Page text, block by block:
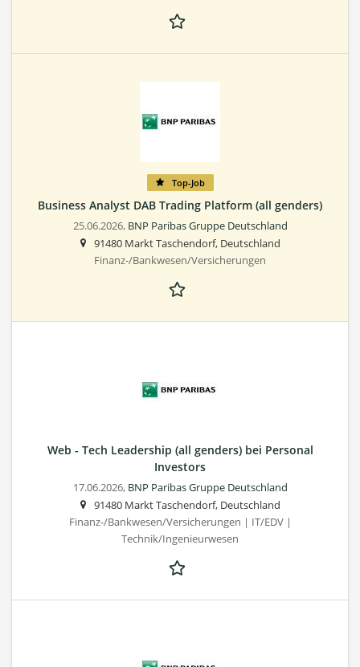
Top-Job
Business Analyst DAB Trading Platform (all genders)
25.06.2026, BNP Paribas Gruppe Deutschland
91480 Markt Taschendorf, Deutschland
Finanz-/Bankwesen/Versicherungen
Web - Tech Leadership (all genders) bei Personal
Investors
17.06.2026, BNP Paribas Gruppe Deutschland
91480 Markt Taschendorf, Deutschland
Finanz-/Bankwesen/Versicherungen | IT/EDV |
Technik/Ingenieurwesen